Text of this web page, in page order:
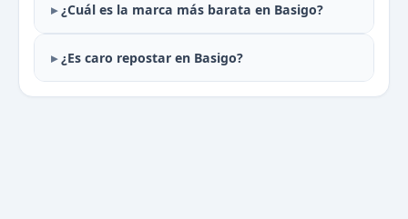
¿Cuál es la marca más barata en Basigo?
¿Es caro repostar en Basigo?